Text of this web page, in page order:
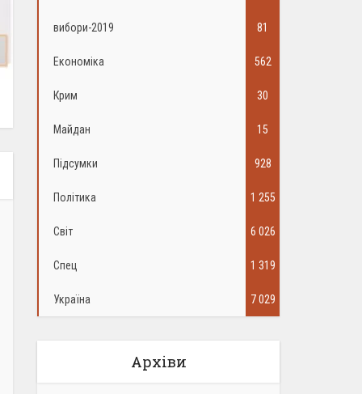
вибори-2019 81
Економіка 562
Крим 30
Майдан 15
Підсумки 928
Політика 1 255
Світ 6 026
Спец 1 319
Україна 7 029
Архіви